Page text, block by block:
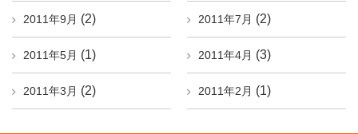
2011年9月 (2) 2011年7月 (2)
2011年5月 (1) 2011年4月 (3)
2011年3月 (2) 2011年2月 (1)